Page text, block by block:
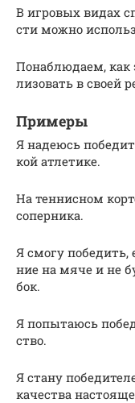
В игро­вых видах
сти мож­но
Понаблюдаем, как
ли­зо­вать в сво­ей
Примеры
Я наде­юсь
кой атле­ти­ке.
На тен­нис­ном
сопер­ни­ка.
Я смо­гу
ние на мяче и не
бок.
Я попы­та­юсь
ство.
Я ста­ну
каче­ства